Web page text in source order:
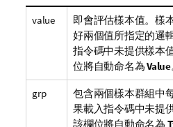
value 即會評估樣本值。樣
好兩個值所指定的邏
指令碼中未提供樣本
位將自動命名為Value
grp
包含兩個樣本群組中
果載入指令碼中未提
該欄位將自動命名為